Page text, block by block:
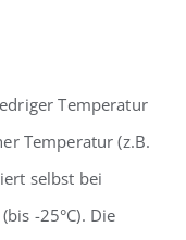
Temperatur
Temperatur (z.B.
selbst bei
-25°C). Die